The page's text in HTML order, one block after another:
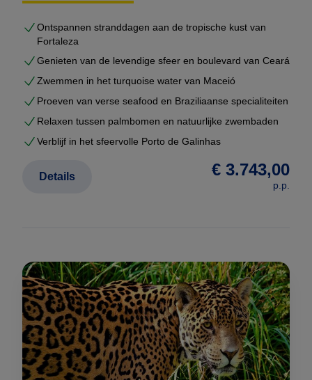
voldoende rustmomenten tussen de reisdagen
uitgewerkte reisopzet
, inclusief hotels, transfers,
excursies en bijpassend vluchtschema.
Gebaseerd op duizenden echte reizen
Op onze website vindt u meer dan2000
die wij de afgelopen jaren voor
klanten hebben samengesteld. Dit zijn geen
Uw maatwerkreis wordt hieruit opgebouwd en
geoptimaliseerd.
Dat betekent dat u profiteert van:
bewezen routes
realistische reistijden
goed functionerende combinaties van bestemmingen
Ontspannen stranddagen aan de tropische kust van
Fortaleza
Genieten van de levendige sfeer en boulevard van Ceará
Zwemmen in het turquoise water van Maceió
Proeven van verse seafood en Braziliaanse specialiteiten
Relaxen tussen palmbomen en natuurlijke zwembaden
Verblijf in het sfeervolle Porto de Galinhas
€ 3.743,00
p.p.
Details